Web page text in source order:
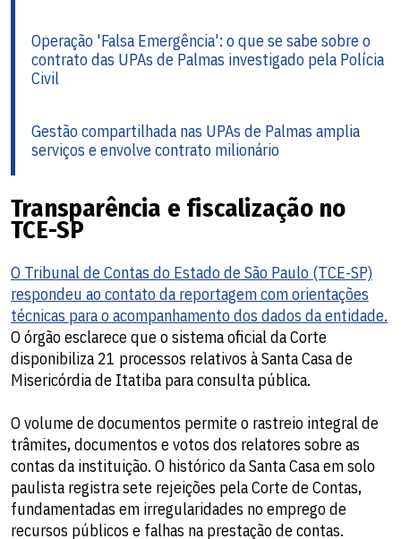
Operação 'Falsa Emergência': o que se sabe sobre o
contrato das UPAs de Palmas investigado pela Polícia
Civil
Gestão compartilhada nas UPAs de Palmas amplia
serviços e envolve contrato milionário
Transparência e fiscalização no
TCE-SP
O Tribunal de Contas do Estado de São Paulo (TCE-SP)
respondeu ao contato da reportagem com orientações
técnicas para o acompanhamento dos dados da entidade.
O órgão esclarece que o sistema oficial da Corte
disponibiliza 21 processos relativos à Santa Casa de
Misericórdia de Itatiba para consulta pública.
O volume de documentos permite o rastreio integral de
trâmites, documentos e votos dos relatores sobre as
contas da instituição. O histórico da Santa Casa em solo
paulista registra sete rejeições pela Corte de Contas,
fundamentadas em irregularidades no emprego de
recursos públicos e falhas na prestação de contas.